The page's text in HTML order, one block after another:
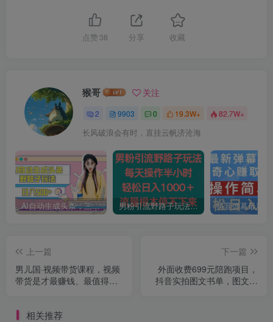
点赞 38 分享 收藏
猴哥 关注
2 9903 0 19.3W+ 82.7W+
长风破浪会有时，直挂云帆济沧海
AI自动生成头条，三天必起号，三分钟轻松发布内容，复制粘贴，保姆级教… 男粉引流野路子玩法，每天操作半小时轻松日入1000＋，流量根本停不下来
上一篇
男儿国·视频带货课程，视频
带货是才‬最赚钱、最值得长
下一篇
外面收费699元陪跑项目，
抖音实拍图文书单，图文带
相关推荐